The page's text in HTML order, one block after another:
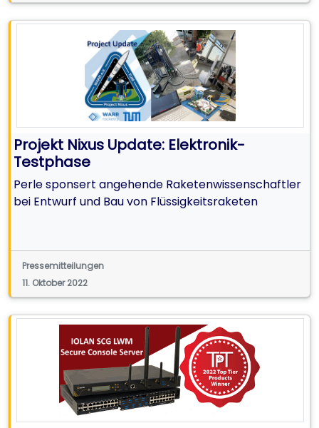
Projekt Nixus Update: Elektronik-
Testphase
Perle sponsert angehende Raketenwissenschaftler
bei Entwurf und Bau von Flüssigkeitsraketen
Pressemitteilungen
11. Oktober 2022